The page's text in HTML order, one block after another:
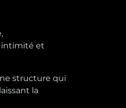
intimité et
structure qui
la